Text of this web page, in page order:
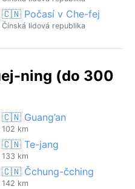
🇨🇳 Počasí v Che-fej
Čínská lidová republika
ning (do 300
🇨🇳 Guang’an
102 km
🇨🇳 Te-jang
133 km
🇨🇳 Čchung-čching
142 km